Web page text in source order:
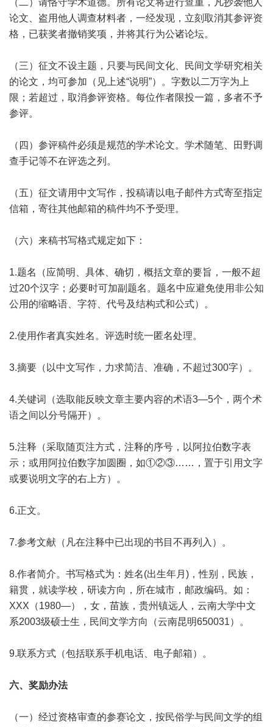
（二）请恪守学术道德。所有论文将进行查重，凡抄袭他人
论文、盗用他人调查材料者，一经发现，立刻取消其参评资
格，已获奖者撤销奖项，并将其行为公诸论坛。
（三）征文不设主题，只要与民间文化、民间文学研究相关
的论文，均可参加（见上述“说明”）。字数以二万字为上
限；若超过，取消参评资格。每位作者限投一篇，多者不予
参评。
（四）参评稿件必须是规范的学术论文。学术随笔、田野调
查手记等不在评选之列。
（五）征文请用中文写作，投稿请以电子邮件方式寄至指定
信箱，寄往其他邮箱的稿件均不予受理。
（六）来稿书写格式规定如下：
1.题名（应简明、具体、确切，概括文章的要旨，一般不超
过20个汉字；必要时可加副题名。题名中应避免使用非公知
公用的缩略语、字符、代号及结构式和公式）。
2.使用作者真实姓名。评选时统一匿名处理。
3.摘要（以中文写作，力求简洁、准确，不超过300字）。
4.关键词（选取能反映文章主要内容的术语3—5个，两个术
语之间以分号隔开）。
5.注释（采取随页注方式，注释的序号，以阿拉伯数字表
示；或用阿拉伯数字加圆圈，如①②③……，置于引用文字
或要说明文字的右上方）。
6.正文。
7.参考文献（凡在注释中已出现的书目不再列入）。
8.作者简介。书写格式为：姓名(出生年月)，性别，民族，
籍贯，就读学校，研读方向，所在城市，邮政编码。如：
XXX（1980—），女，苗族，贵州镇远人，云南大学中文
系2003级硕士生，民间文学方向（云南昆明650031）。
9.联系方式（包括联系手机电话、电子邮箱）。
六、奖励办法
（一）经过资格审查的参赛论文，按民俗学与民间文学的组